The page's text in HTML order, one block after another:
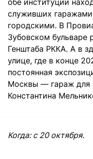
обе институции
служивших
городскими. В
Зубовском бульваре
Генштаба РККА. А в
улице, где в конце
постоянная
Москвы — гараж для
Константина
Когда: с 20 октября.